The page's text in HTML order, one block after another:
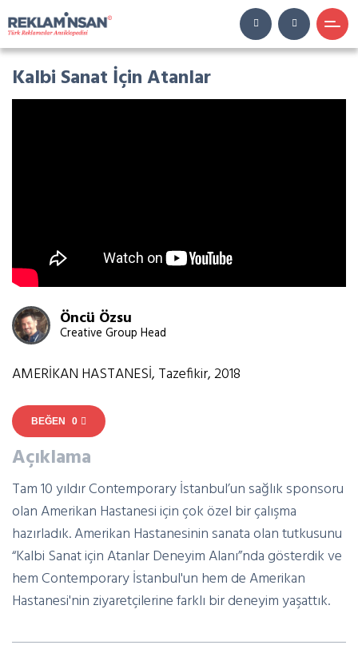
Kalbi Sanat İçin Atanlar
Öncü Özsu
Creative Group Head
AMERIKAN HASTANESI, Tazefikir, 2018
0
Açıklama
Tam 10 yıldır Contemporary İstanbul’un sağlık sponsoru
olan Amerikan Hastanesi için çok özel bir çalışma
hazırladık. Amerikan Hastanesinin sanata olan tutkusunu
“Kalbi Sanat için Atanlar Deneyim Alanı”nda gösterdik ve
hem Contemporary İstanbul'un hem de Amerikan
Hastanesi'nin ziyaretçilerine farklı bir deneyim yaşattık.